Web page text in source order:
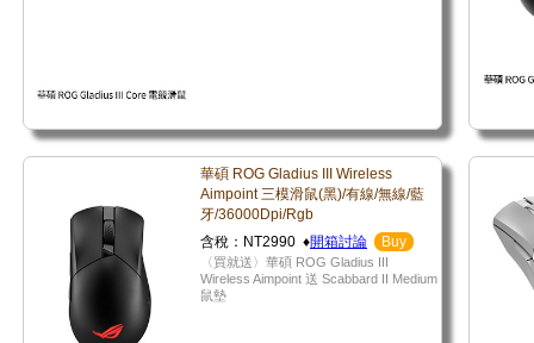
華碩 ROG Gladius III Wireless
Aimpoint 三模滑鼠(黑)/有線/無線/藍
牙/36000Dpi/Rgb
含稅：NT2990 ♦開箱討論 Buy
〈買就送〉華碩 ROG Gladius III
Wireless Aimpoint 送 Scabbard II Medium
鼠墊